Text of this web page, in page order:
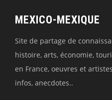
MEXICO-MEXIQUE
Site de partage de
histoire, arts, économie,
en France, oeuvres et
infos, anecdotes..